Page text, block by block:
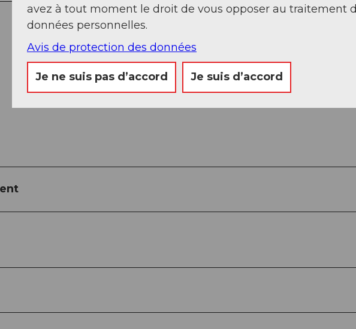
avez à tout moment le droit de vous opposer au traitement
données personnelles.
Avis de protection des données
Je ne suis pas d’accord Je suis d’accord